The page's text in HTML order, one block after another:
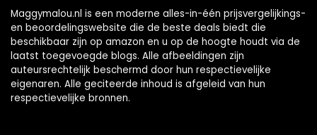
Maggymalou.nl is een moderne alles-in-één prijsvergelijkings-
en beoordelingswebsite die de beste deals biedt die
beschikbaar zijn op amazon en u op de hoogte houdt via de
laatst toegevoegde blogs. Alle afbeeldingen zijn
auteursrechtelijk beschermd door hun respectievelijke
eigenaren. Alle geciteerde inhoud is afgeleid van hun
respectievelijke bronnen.